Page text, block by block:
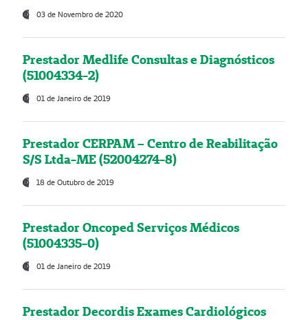
03 de Novembro de 2020
Prestador Medlife Consultas e Diagnósticos
(51004334-2)
01 de Janeiro de 2019
Prestador CERPAM – Centro de Reabilitação
S/S Ltda-ME (52004274-8)
18 de Outubro de 2019
Prestador Oncoped Serviços Médicos
(51004335-0)
01 de Janeiro de 2019
Prestador Decordis Exames Cardiológicos